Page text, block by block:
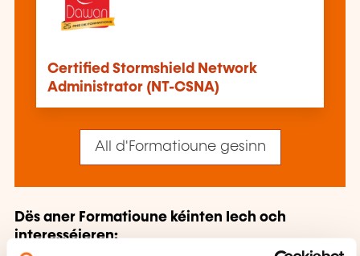
Certified Stormshield Network
Administrator (NT-CSNA)
All d'Formatioune gesinn
Dës aner Formatioune kéinten Iech och
interesséieren: